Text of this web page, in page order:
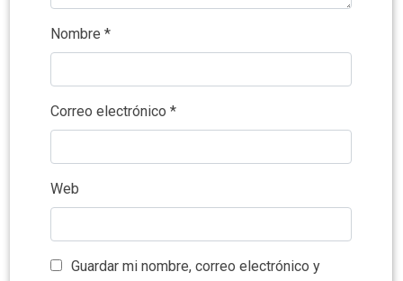
Nombre *
Correo electrónico *
Web
Guardar mi nombre, correo electrónico y